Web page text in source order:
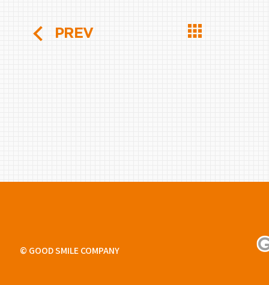
PREV
© GOOD SMILE COMPANY